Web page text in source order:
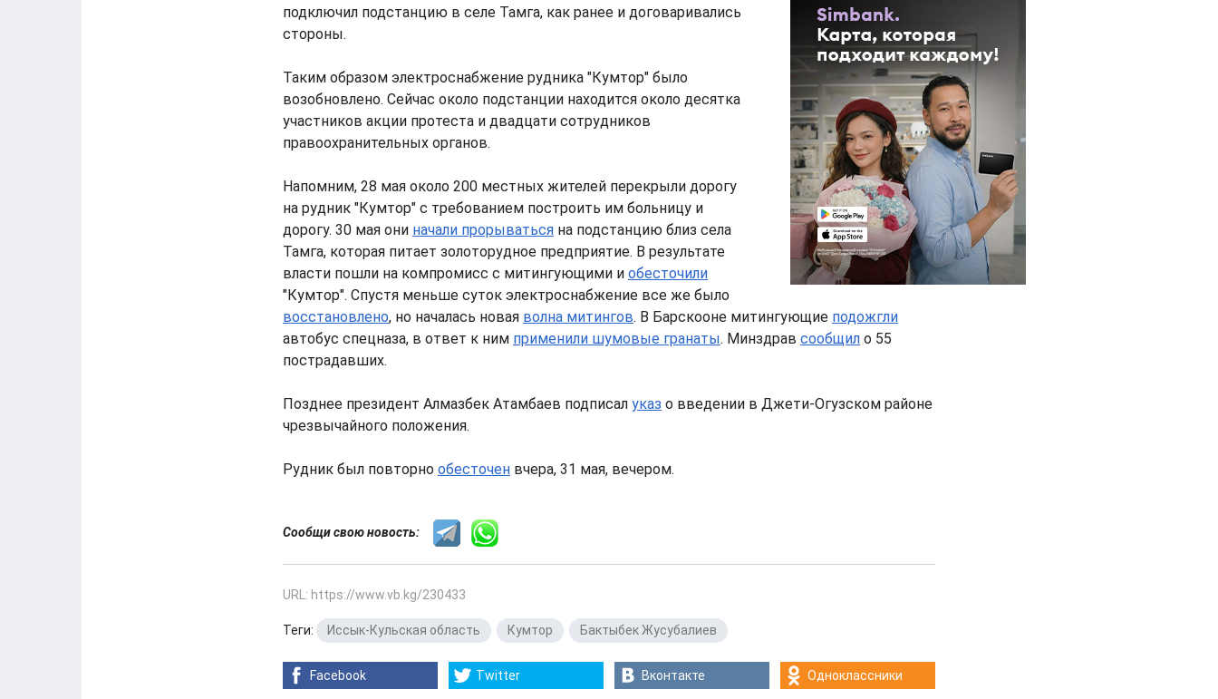
подключил подстанцию в селе Тамга, как ранее и договаривались
стороны.
Таким образом электроснабжение рудника "Кумтор" было
возобновлено. Сейчас около подстанции находится около десятка
участников акции протеста и двадцати сотрудников
правоохранительных органов.
Напомним, 28 мая около 200 местных жителей перекрыли дорогу
на рудник "Кумтор" с требованием построить им больницу и
дорогу. 30 мая они начали прорываться на подстанцию близ села
Тамга, которая питает золоторудное предприятие. В результате
власти пошли на компромисс с митингующими и обесточили
"Кумтор". Спустя меньше суток электроснабжение все же было
восстановлено, но началась новая волна митингов. В Барскооне митингующие подожгли
автобус спецназа, в ответ к ним применили шумовые гранаты. Минздрав сообщил о 55
пострадавших.
Позднее президент Алмазбек Атамбаев подписал указ о введении в Джети-Огузском районе
чрезвычайного положения.
Рудник был повторно обесточен вчера, 31 мая, вечером.
Сообщи свою новость:
URL: https://www.vb.kg/230433
Теги: Иссык-Кульская область Кумтор Бактыбек Жусубалиев
Facebook Twitter Вконтакте Одноклассники